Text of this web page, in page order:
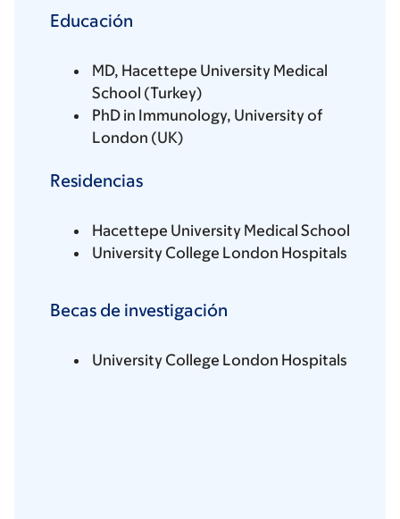
Educación
MD, Hacettepe University Medical
School (Turkey)
PhD in Immunology, University of
London (UK)
Residencias
Hacettepe University Medical School
University College London Hospitals
Becas de investigación
University College London Hospitals